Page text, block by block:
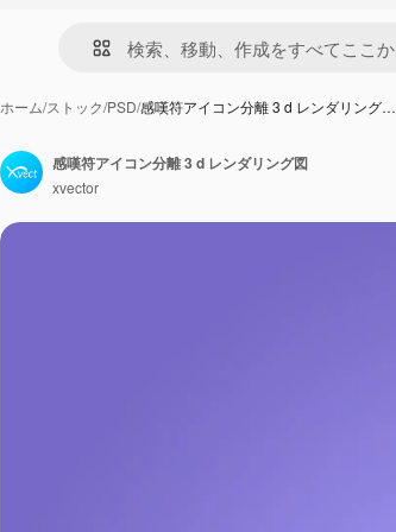
ホーム/ストック/PSD/感嘆符アイコン分離 3 d レンダリング…
感嘆符アイコン分離 3 d レンダリング図
xvector